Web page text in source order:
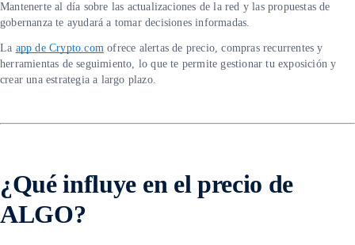
Mantenerte al día sobre las actualizaciones de la red y las propuestas de
gobernanza te ayudará a tomar decisiones informadas.
La app de Crypto.com ofrece alertas de precio, compras recurrentes y
herramientas de seguimiento, lo que te permite gestionar tu exposición y
crear una estrategia a largo plazo.
¿Qué influye en el precio de
ALGO?